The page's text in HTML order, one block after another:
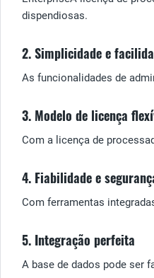
dispendiosas.
2. Simplicidade e
As funcionalidades de
3. Modelo de licença
Com a licença de
4. Fiabilidade e
Com ferramentas
5. Integração perfeita
A base de dados pode ser